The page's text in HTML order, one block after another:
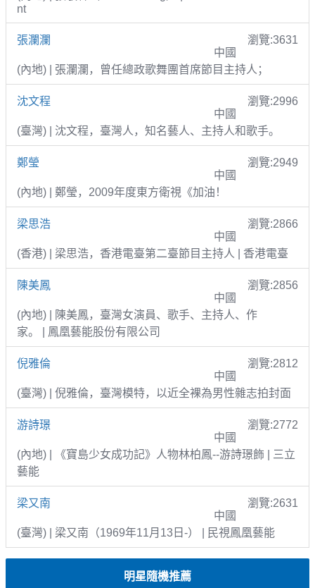
nt
張瀾瀾
瀏覽:3631
中國
(內地) | 張瀾瀾，曾任總政歌舞團首席節目主持人；
沈文程
瀏覽:2996
中國
(臺灣) | 沈文程，臺灣人，知名藝人、主持人和歌手。
鄭瑩
瀏覽:2949
中國
(內地) | 鄭瑩，2009年度東方衛視《加油！
梁思浩
瀏覽:2866
中國
(香港) | 梁思浩，香港電臺第二臺節目主持人 | 香港電臺
陳美鳳
瀏覽:2856
中國
(內地) | 陳美鳳，臺灣女演員、歌手、主持人、作
家。 | 鳳凰藝能股份有限公司
倪雅倫
瀏覽:2812
中國
(臺灣) | 倪雅倫，臺灣模特，以近全裸為男性雜志拍封面
游詩璟
瀏覽:2772
中國
(內地) | 《寶島少女成功記》人物林柏鳳--游詩璟飾 | 三立
藝能
梁又南
瀏覽:2631
中國
(臺灣) | 梁又南（1969年11月13日-） | 民視鳳凰藝能
明星隨機推薦